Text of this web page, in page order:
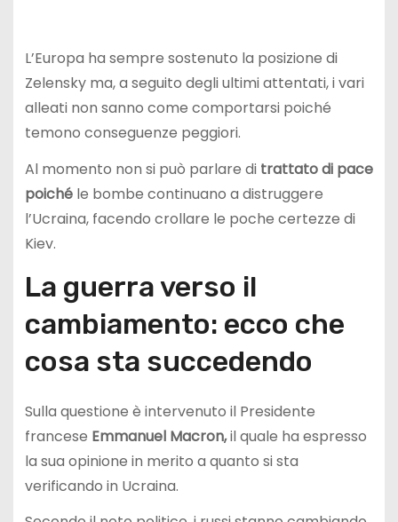
L’Europa ha sempre sostenuto la posizione di
Zelensky ma, a seguito degli ultimi attentati, i vari
alleati non sanno come comportarsi poiché
temono conseguenze peggiori.
Al momento non si può parlare di trattato di pace
poiché le bombe continuano a distruggere
l’Ucraina, facendo crollare le poche certezze di
Kiev.
La guerra verso il
cambiamento: ecco che
cosa sta succedendo
Sulla questione è intervenuto il Presidente
francese Emmanuel Macron,il quale ha espresso
la sua opinione in merito a quanto si sta
verificando in Ucraina.